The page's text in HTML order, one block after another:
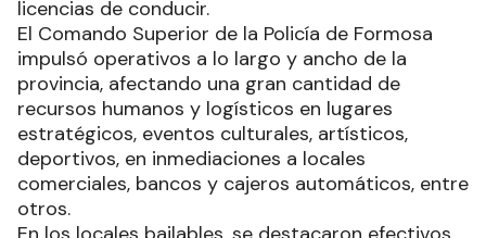
licencias de conducir.
El Comando Superior de la Policía de Formosa
impulsó operativos a lo largo y ancho de la
provincia, afectando una gran cantidad de
recursos humanos y logísticos en lugares
estratégicos, eventos culturales, artísticos,
deportivos, en inmediaciones a locales
comerciales, bancos y cajeros automáticos, entre
otros.